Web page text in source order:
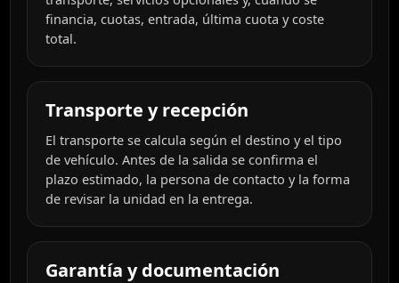
financia, cuotas, entrada, última cuota y coste
total.
Transporte y recepción
El transporte se calcula según el destino y el tipo
de vehículo. Antes de la salida se confirma el
plazo estimado, la persona de contacto y la forma
de revisar la unidad en la entrega.
Garantía y documentación